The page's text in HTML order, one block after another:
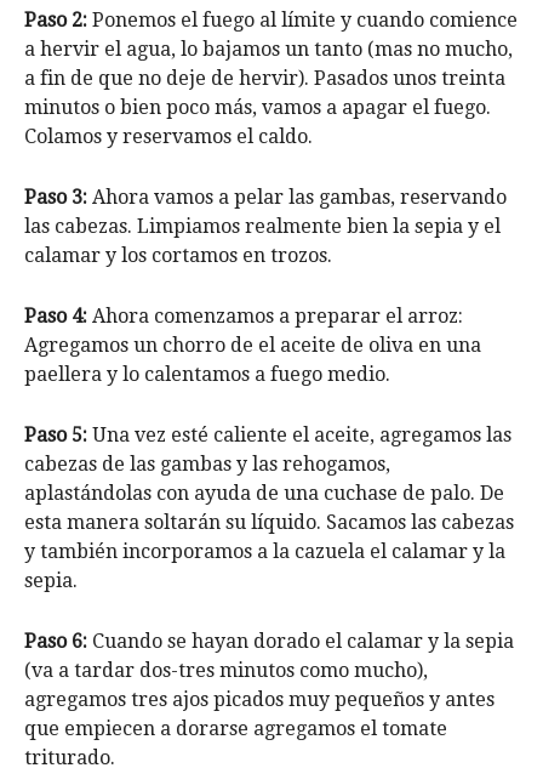
Paso 2: Ponemos el fuego al límite y cuando comience
a hervir el agua, lo bajamos un tanto (mas no mucho,
a fin de que no deje de hervir). Pasados unos treinta
minutos o bien poco más, vamos a apagar el fuego.
Colamos y reservamos el caldo.
Paso 3: Ahora vamos a pelar las gambas, reservando
las cabezas. Limpiamos realmente bien la sepia y el
calamar y los cortamos en trozos.
Paso 4: Ahora comenzamos a preparar el arroz:
Agregamos un chorro de el aceite de oliva en una
paellera y lo calentamos a fuego medio.
Paso 5: Una vez esté caliente el aceite, agregamos las
cabezas de las gambas y las rehogamos,
aplastándolas con ayuda de una cuchase de palo. De
esta manera soltarán su líquido. Sacamos las cabezas
y también incorporamos a la cazuela el calamar y la
sepia.
Paso 6: Cuando se hayan dorado el calamar y la sepia
(va a tardar dos-tres minutos como mucho),
agregamos tres ajos picados muy pequeños y antes
que empiecen a dorarse agregamos el tomate
triturado.